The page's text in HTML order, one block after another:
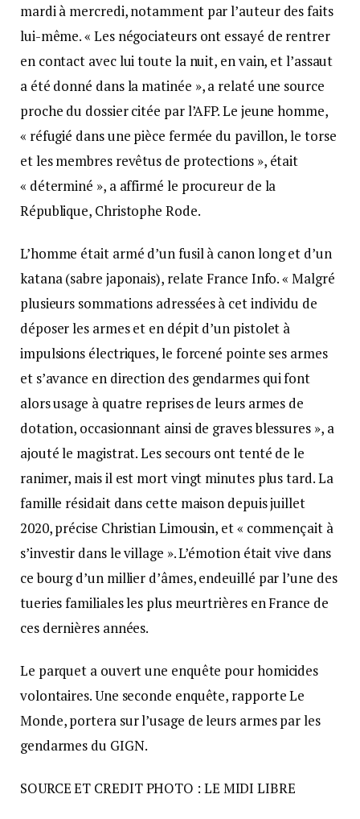
mardi à mercredi, notamment par l’auteur des faits
lui-même. « Les négociateurs ont essayé de rentrer
en contact avec lui toute la nuit, en vain, et l’assaut
a été donné dans la matinée », a relaté une source
proche du dossier citée par l’AFP. Le jeune homme,
« réfugié dans une pièce fermée du pavillon, le torse
et les membres revêtus de protections », était
« déterminé », a affirmé le procureur de la
République, Christophe Rode.
L’homme était armé d’un fusil à canon long et d’un
katana (sabre japonais), relate France Info. « Malgré
plusieurs sommations adressées à cet individu de
déposer les armes et en dépit d’un pistolet à
impulsions électriques, le forcené pointe ses armes
et s’avance en direction des gendarmes qui font
alors usage à quatre reprises de leurs armes de
dotation, occasionnant ainsi de graves blessures », a
ajouté le magistrat. Les secours ont tenté de le
ranimer, mais il est mort vingt minutes plus tard. La
famille résidait dans cette maison depuis juillet
2020, précise Christian Limousin, et « commençait à
s’investir dans le village ». L’émotion était vive dans
ce bourg d’un millier d’âmes, endeuillé par l’une des
tueries familiales les plus meurtrières en France de
ces dernières années.
Le parquet a ouvert une enquête pour homicides
volontaires. Une seconde enquête, rapporte Le
Monde, portera sur l’usage de leurs armes par les
gendarmes du GIGN.
SOURCE ET CREDIT PHOTO : LE MIDI LIBRE